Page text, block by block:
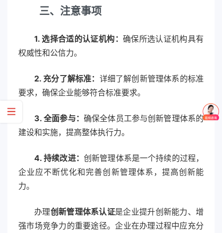
三、注意事项
1. 选择合适的认证机构： 确保所选认证机构具有
权威性和公信力。
2. 充分了解标准： 详细了解创新管理体系的标准
要求，确保企业能够符合标准要求。
3. 全面参与： 确保全体员工参与创新管理体系的
建设和实施，提高整体执行力。
4. 持续改进： 创新管理体系是一个持续的过程，
企业应不断优化和完善创新管理体系，提高创新能
力。
办理创新管理体系认证是企业提升创新能力、增
强市场竞争力的重要途径。企业在办理过程中应充分